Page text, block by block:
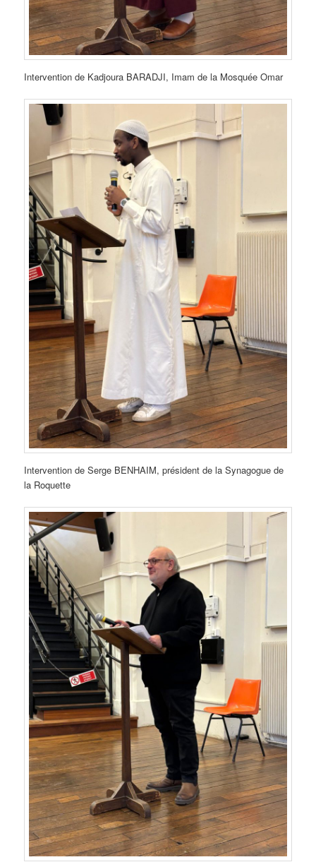
Intervention de Kadjoura BARADJI, Imam de la Mosquée Omar
Intervention de Serge BENHAIM, président de la Synagogue de
la Roquette